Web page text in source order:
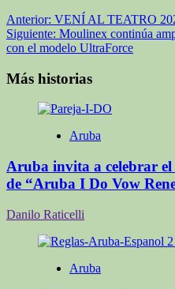
Navegación
de
Anterior: VENÍ AL TEATRO
Siguiente: Moulinex continúa
con el modelo UltraForce
Más historias
Aruba
Aruba invita a celebrar
de “Aruba I Do Vow
Danilo Raticelli
Aruba